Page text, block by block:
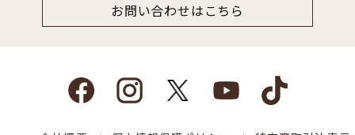
お問い合わせはこちら